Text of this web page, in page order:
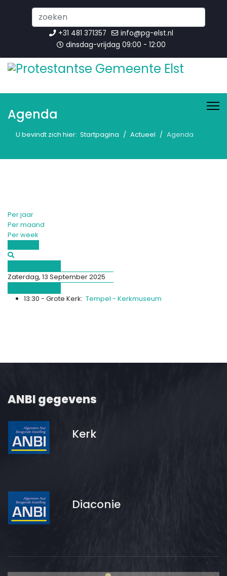
...
+31 481 371357
info@pg-elst.nl
dinsdag-vrijdag 09:00 - 12:00
Agenda
U bevindt zich hier: Startpagina Actueel Agenda
Per jaar
Per maand
Per week
Zaterdag, 13 September 2025
13:30 - Grote Kerk: Tempel - Kerkmuseum
ANBI gegevens
Kerk
Diaconie